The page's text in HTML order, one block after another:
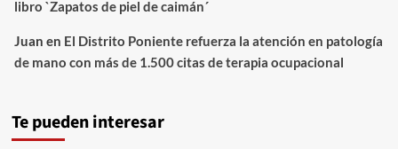
libro `Zapatos de piel de caimán´
Juan en El Distrito Poniente refuerza la atención en patología
de mano con más de 1.500 citas de terapia ocupacional
Te pueden interesar